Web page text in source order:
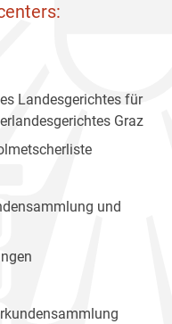
Landesgerichtes für
Graz
und